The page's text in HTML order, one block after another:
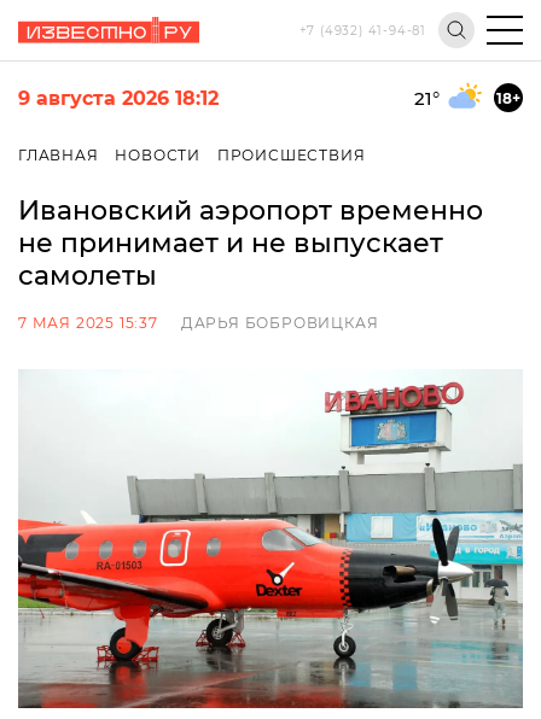
+7 (4932) 41-94-81
9 августа 2026 18:12 21° 18+
ГЛАВНАЯ НОВОСТИ ПРОИСШЕСТВИЯ
Ивановский аэропорт временно
не принимает и не выпускает
самолеты
7 МАЯ 2025 15:37 ДАРЬЯ БОБРОВИЦКАЯ